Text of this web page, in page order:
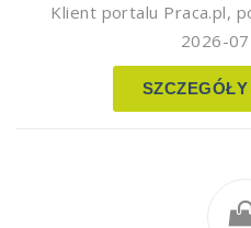
Klient portalu Praca.pl,
2026-